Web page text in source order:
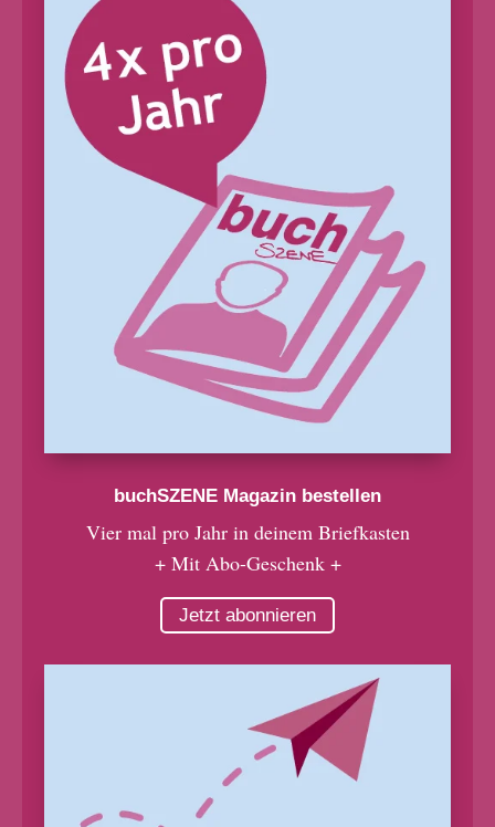
buchSZENE Magazin bestellen
Vier mal pro Jahr in deinem Briefkasten
+ Mit Abo-Geschenk +
Jetzt abonnieren